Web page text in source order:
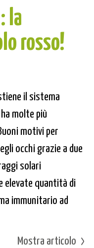
la
rosso!
il sistema
molte più
motivi per
occhi grazie a due
solari
elevate quantità di
immunitario ad
Mostra articolo